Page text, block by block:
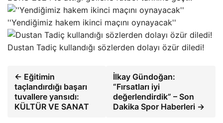
''Yendiğimiz hakem ikinci maçını oynayacak''
Dustan Tadiç kullandığı sözlerden dolayı özür diledi!
← Eğitimin
taçlandırdığı başarı
tuvallere yansıdı:
KÜLTÜR VE SANAT
İlkay Gündoğan:
“Fırsatları iyi
değerlendirdik” – Son
Dakika Spor Haberleri →